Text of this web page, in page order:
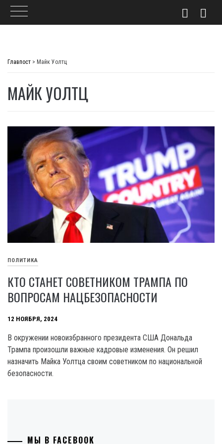
Главпост > Майк Уолтц
МАЙК УОЛТЦ
ПОЛИТИКА
КТО СТАНЕТ СОВЕТНИКОМ ТРАМПА ПО
ВОПРОСАМ НАЦБЕЗОПАСНОСТИ
12 НОЯБРЯ, 2024
В окружении новоизбранного президента США Дональда
Трампа произошли важные кадровые изменения. Он решил
назначить Майка Уолтца своим советником по национальной
безопасности.
МЫ В FACEBOOK